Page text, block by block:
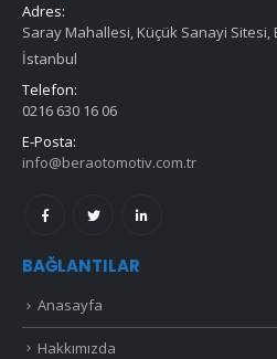
Adres:
Saray Mahallesi, Küçük Sanayi Sitesi,
İstanbul
Telefon:
0216 630 16 06
E-Posta:
info@beraotomotiv.com.tr
BAĞLANTILAR
Anasayfa
Hakkımızda